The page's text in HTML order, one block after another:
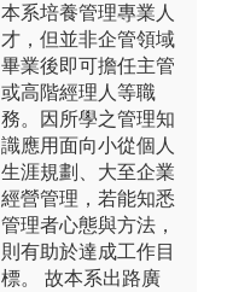
本系培養管理專業人
才，但並非企管領域
畢業後即可擔任主管
或高階經理人等職
務。因所學之管理知
識應用面向小從個人
生涯規劃、大至企業
經營管理，若能知悉
管理者心態與方法，
則有助於達成工作目
標。 故本系出路廣